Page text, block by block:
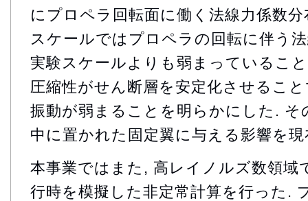
にプロペラ回転面に働く法線力係数
スケールではプロペラの回転に伴う
実験スケールよりも弱まっているこ
圧縮性がせん断層を安定化させるこ
振動が弱まることを明らかにした. そ
中に置かれた固定翼に与える影響を
本事業ではまた, 高レイノルズ数領域
行時を模擬した非定常計算を行った.